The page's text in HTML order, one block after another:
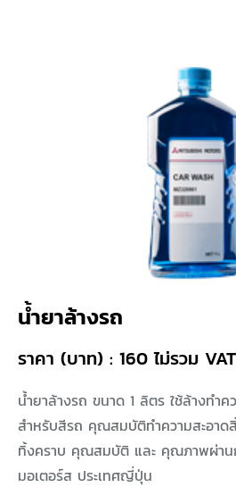
น้ำยาล้างรถ
ราคา (บาท) : 160 ไม่รวม
น้ำยาล้างรถ ขนาด 1 ลิตร ใช้ล้างทำ
สำหรับสีรถ คุณสมบัติทำความสะอาด
ทิ้งคราบ คุณสมบัติ และ คุณภาพผ่าน
มอเตอร์ส ประเทศญี่ปุ่น